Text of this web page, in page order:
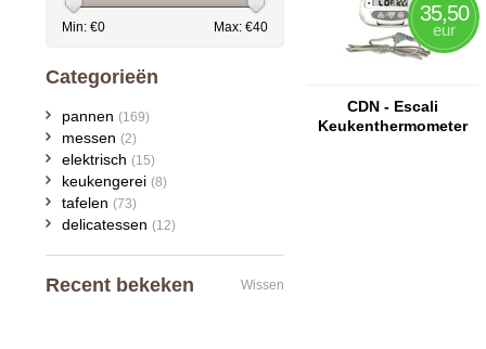
35,50
eur
CDN - Escali
Keukenthermometer
Min: €0 Max: €40
Categorieën
pannen (169)
messen (2)
elektrisch (15)
keukengerei (8)
tafelen (73)
delicatessen (12)
Recent bekeken Wissen